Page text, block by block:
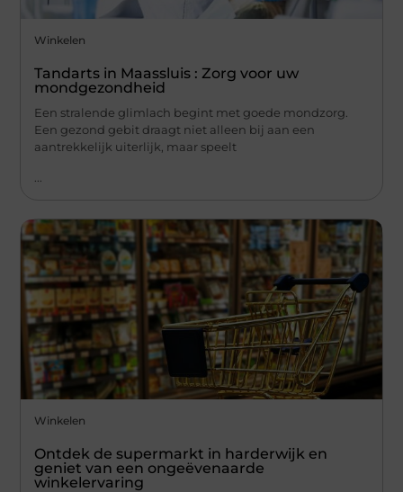
Winkelen
Tandarts in Maassluis : Zorg voor uw
mondgezondheid
Een stralende glimlach begint met goede mondzorg.
Een gezond gebit draagt niet alleen bij aan een
aantrekkelijk uiterlijk, maar speelt
Winkelen
Ontdek de supermarkt in harderwijk en
geniet van een ongeëvenaarde
winkelervaring